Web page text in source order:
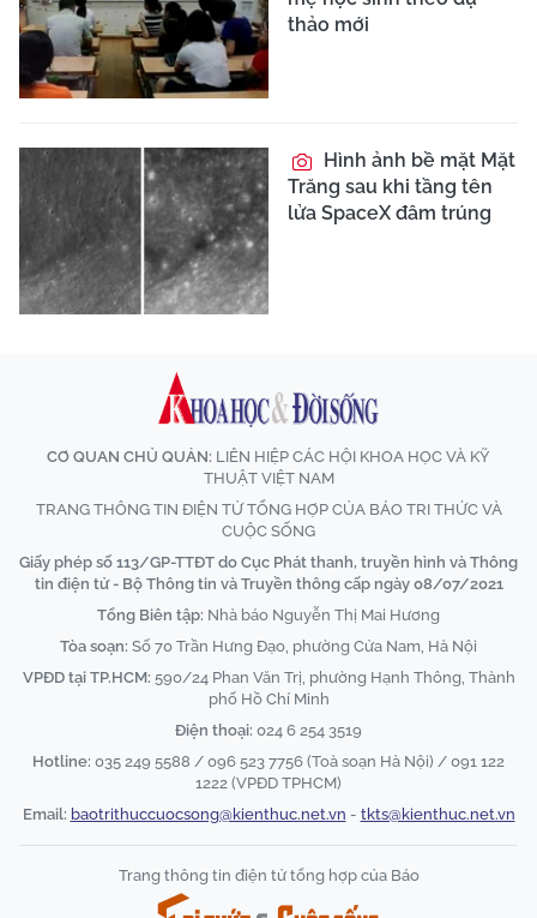
thảo mới
Hình ảnh bề mặt Mặt
Trăng sau khi tầng tên
lửa SpaceX đâm trúng
CƠ QUAN CHỦ QUẢN: LIÊN HIỆP CÁC HỘI KHOA HỌC VÀ KỸ
THUẬT VIỆT NAM
TRANG THÔNG TIN ĐIỆN TỬ TỔNG HỢP CỦA BÁO TRI THỨC VÀ
CUỘC SỐNG
Giấy phép số 113/GP-TTĐT do Cục Phát thanh, truyền hình và Thông
tin điện tử - Bộ Thông tin và Truyền thông cấp ngày 08/07/2021
Tổng Biên tập: Nhà báo Nguyễn Thị Mai Hương
Tòa soạn: Số 70 Trần Hưng Đạo, phường Cửa Nam, Hà Nội
VPĐD tại TP.HCM: 590/24 Phan Văn Trị, phường Hạnh Thông, Thành
phố Hồ Chí Minh
Điện thoại: 024 6 254 3519
Hotline: 035 249 5588 / 096 523 7756 (Toà soạn Hà Nội) / 091 122
1222 (VPĐD TPHCM)
Email: baotrithuccuocsong@kienthuc.net.vn - tkts@kienthuc.net.vn
Trang thông tin điện tử tổng hợp của Báo